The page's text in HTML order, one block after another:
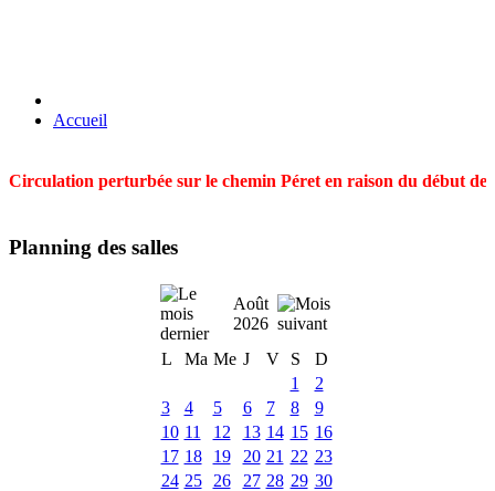
Accueil
Circulation perturbée sur le chemin Péret en raison du début
Planning des salles
Août
2026
L
Ma Me J V S
D
1
2
3
4 5 6 7 8
9
10 11 12 13 14 15 16
17 18 19 20 21 22 23
24 25 26 27 28 29 30